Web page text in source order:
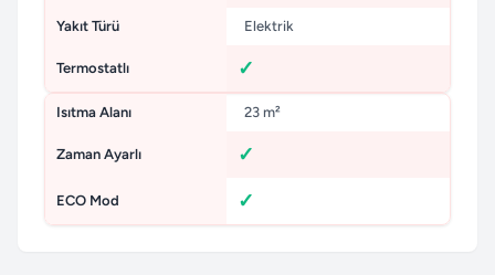
Yakıt Türü Elektrik
Termostatlı
Isıtma Alanı 23 m²
Zaman Ayarlı
ECO Mod